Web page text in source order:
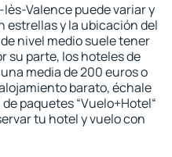
Valence puede variar y
estrellas y la ubicación del
nivel medio suele tener
su parte, los hoteles de
media de 200 euros o
barato, échale
paquetes “Vuelo+Hotel“
tu hotel y vuelo con